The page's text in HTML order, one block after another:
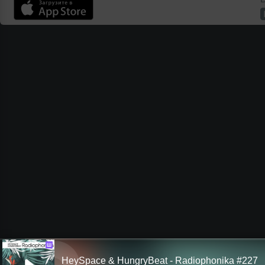
Ш
HeySpace & HungryBeat - Radiophonika #227